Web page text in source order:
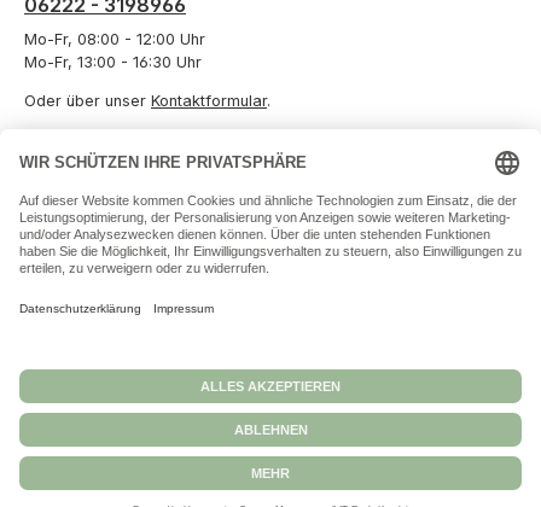
06222 - 3198966
Mo-Fr, 08:00 - 12:00 Uhr
Mo-Fr, 13:00 - 16:30 Uhr
Oder über unser Kontaktformular.
Vertrag widerrufen
Informationen
Unternehmen
Datenschutz
Versand und Zahlung
Allgemeine Geschäftsbedingungen
Widerrufsbelehrungen
Nachnahmegebühren, wenn nicht anders angegeben.